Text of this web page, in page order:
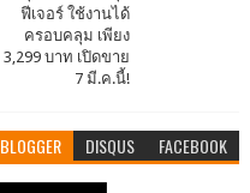
ฟีเจอร์ ใช้งานได้
ครอบคลุม เพียง
3,299 บาท เปิดขาย
7 มี.ค.นี้!
BLOGGER DISQUS FACEBOOK